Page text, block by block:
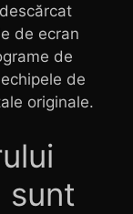
de ecran
de
de
originale.
sunt